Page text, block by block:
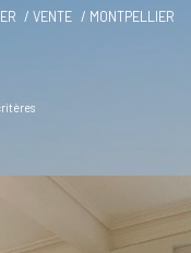
VENTE MONTPELLIER